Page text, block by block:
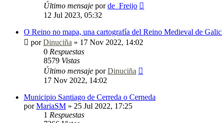
Último mensaje porde_Freijo
12 Jul 2023, 05:32
O Reino no mapa, una cartografía del Reino Medieval de
porDinuciña » 17 Nov 2022, 14:02
0 Respuestas
8579 Vistas
Último mensaje porDinuciña
17 Nov 2022, 14:02
Municipio Santiago de Cerreda o Cerneda
porMariaSM » 25 Jul 2022, 17:25
1 Respuestas